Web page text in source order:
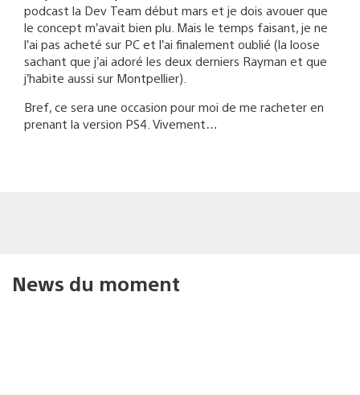
podcast la Dev Team début mars et je dois avouer que
le concept m’avait bien plu. Mais le temps faisant, je ne
l’ai pas acheté sur PC et l’ai finalement oublié (la loose
sachant que j’ai adoré les deux derniers Rayman et que
j’habite aussi sur Montpellier).
Bref, ce sera une occasion pour moi de me racheter en
prenant la version PS4. Vivement…
News du moment